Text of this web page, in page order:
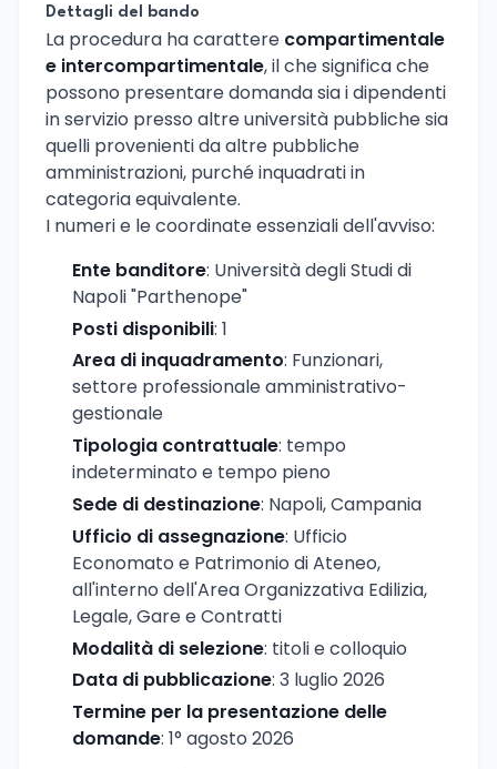
Dettagli del bando
La procedura ha carattere compartimentale
e intercompartimentale, il che significa che
possono presentare domanda sia i dipendenti
in servizio presso altre università pubbliche sia
quelli provenienti da altre pubbliche
amministrazioni, purché inquadrati in
categoria equivalente.
I numeri e le coordinate essenziali dell'avviso:
Ente banditore: Università degli Studi di
Napoli "Parthenope"
Posti disponibili: 1
Area di inquadramento: Funzionari,
settore professionale amministrativo-
gestionale
Tipologia contrattuale: tempo
indeterminato e tempo pieno
Sede di destinazione: Napoli, Campania
Ufficio di assegnazione: Ufficio
Economato e Patrimonio di Ateneo,
all'interno dell'Area Organizzativa Edilizia,
Legale, Gare e Contratti
Modalità di selezione: titoli e colloquio
Data di pubblicazione: 3 luglio 2026
Termine per la presentazione delle
domande: 1° agosto 2026